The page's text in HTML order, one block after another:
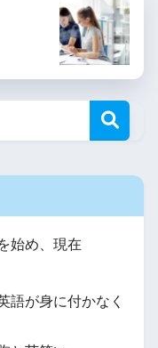
始め、現在
語が身に付かなく